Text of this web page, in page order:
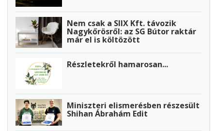
Nem csak a SIIX Kft. távozik
Nagykőrösről: az SG Bútor raktár
már el is költözött
Részletekről hamarosan...
Miniszteri elismerésben részesült
Shihan Ábrahám Edit